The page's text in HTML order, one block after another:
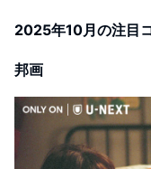
2025年10月の注目
邦画